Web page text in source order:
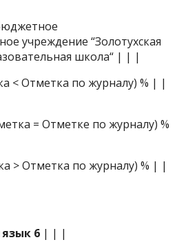
учреждение “Золотухская
школа“ | | |
< Отметка по журналу) % | |
= Отметке по журналу) %
> Отметка по журналу) % | |
язык 6 | | |